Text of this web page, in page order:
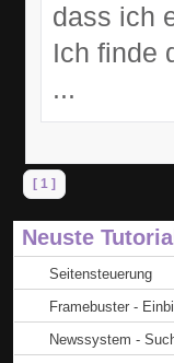
dass ich
Ich finde
...
[ 1 ]
Neuste
Seitensteuerung
Framebuster -
Newssystem -